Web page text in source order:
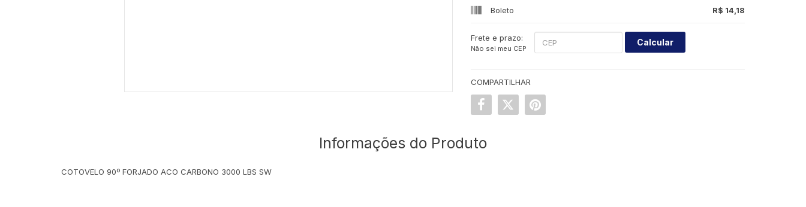
Boleto R$ 14,18
Frete e prazo:
Não sei meu CEP
Calcular
COMPARTILHAR
Informações do Produto
COTOVELO 90º FORJADO ACO CARBONO 3000 LBS SW